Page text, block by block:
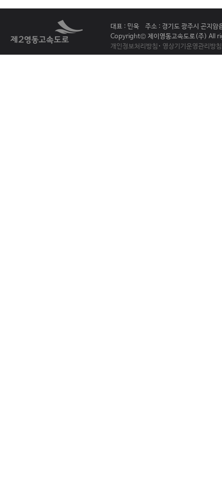
대표 : 민욱 주소 : 경기도 광주시 곤
Copyright© 제이영동고속도로(주) All
개인정보처리방침 · 영상기기운영관리방침